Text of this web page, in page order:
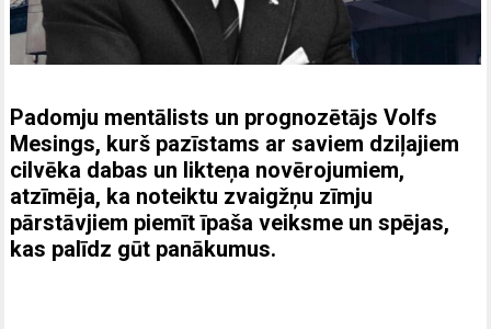
Padomju mentālists un prognozētājs Volfs
Mesings, kurš pazīstams ar saviem dziļajiem
cilvēka dabas un likteņa novērojumiem,
atzīmēja, ka noteiktu zvaigžņu zīmju
pārstāvjiem piemīt īpaša veiksme un spējas,
kas palīdz gūt panākumus.